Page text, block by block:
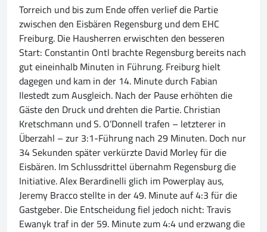
Torreich und bis zum Ende offen verlief die Partie
zwischen den Eisbären Regensburg und dem EHC
Freiburg. Die Hausherren erwischten den besseren
Start: Constantin Ontl brachte Regensburg bereits nach
gut eineinhalb Minuten in Führung. Freiburg hielt
dagegen und kam in der 14. Minute durch Fabian
Ilestedt zum Ausgleich. Nach der Pause erhöhten die
Gäste den Druck und drehten die Partie. Christian
Kretschmann und S. O’Donnell trafen – letzterer in
Überzahl – zur 3:1-Führung nach 29 Minuten. Doch nur
34 Sekunden später verkürzte David Morley für die
Eisbären. Im Schlussdrittel übernahm Regensburg die
Initiative. Alex Berardinelli glich im Powerplay aus,
Jeremy Bracco stellte in der 49. Minute auf 4:3 für die
Gastgeber. Die Entscheidung fiel jedoch nicht: Travis
Ewanyk traf in der 59. Minute zum 4:4 und erzwang die